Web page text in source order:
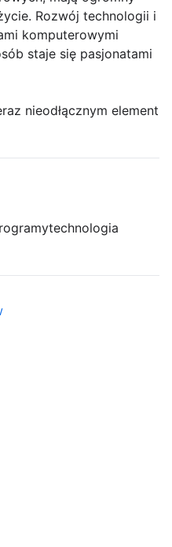
Rozwój technologii i
komputerowymi
staje się pasjonatami
nieodłącznym element
technologia